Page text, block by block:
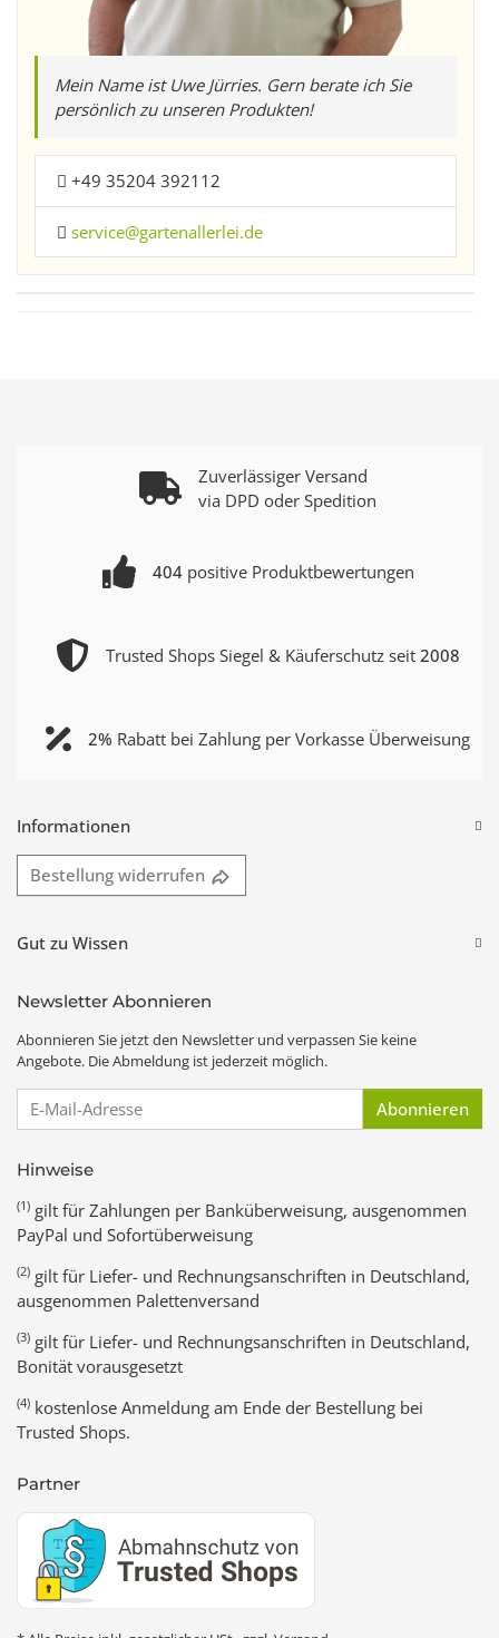
Mein Name ist Uwe Jürries. Gern berate ich Sie
persönlich zu unseren Produkten!
+49 35204 392112
service@gartenallerlei.de
Zuverlässiger Versand
via DPD oder Spedition
404positive Produktbewertungen
Trusted Shops Siegel & Käuferschutz seit 2008
2% Rabatt bei Zahlung per Vorkasse Überweisung
Informationen
Bestellung widerrufen
Gut zu Wissen
Newsletter Abonnieren
Abonnieren Sie jetzt den Newsletter und verpassen Sie keine
Angebote. Die Abmeldung ist jederzeit möglich.
E-Mail-Adresse Abonnieren
Hinweise
(1) gilt für Zahlungen per Banküberweisung, ausgenommen
PayPal und Sofortüberweisung
(2) gilt für Liefer- und Rechnungsanschriften in Deutschland,
ausgenommen Palettenversand
(3) gilt für Liefer- und Rechnungsanschriften in Deutschland,
Bonität vorausgesetzt
(4) kostenlose Anmeldung am Ende der Bestellung bei
Trusted Shops.
Partner